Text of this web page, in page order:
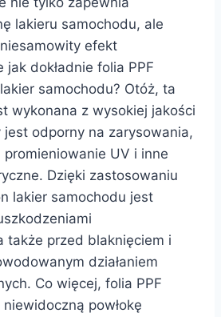
lakieru samochodu, ale
efekt
jak dokładnie folia PPF
samochodu? Otóż, ta
wykonana z wysokiej jakości
odporny na zarysowania,
UV i inne
Dzięki zastosowaniu
lakier samochodu jest
także przed blaknięciem i
działaniem
Co więcej, folia PPF
powłokę